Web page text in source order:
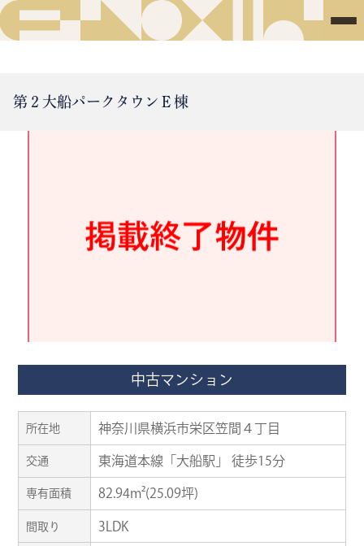
第２大船パークタウンＥ棟
中古マンション
所在地 神奈川県横浜市栄区笠間４丁目
交通 東海道本線「大船駅」 徒歩15分
専有面積 82.94m²(25.09坪)
間取り 3LDK